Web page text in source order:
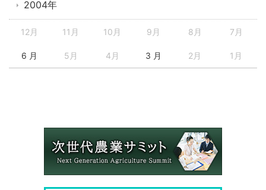
2004年
12月 11月 10月 9月 8月 7月
6 月 5月 4月 3 月 2月 1月